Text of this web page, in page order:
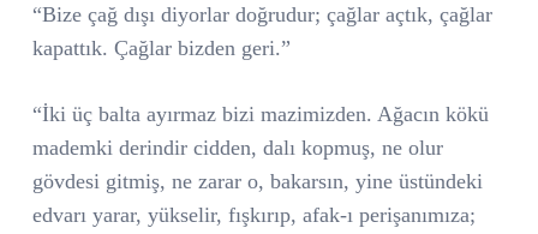
“Bize çağ dışı diyorlar doğrudur; çağlar açtık, çağlar
kapattık. Çağlar bizden geri.”
“İki üç balta ayırmaz bizi mazimizden. Ağacın kökü
mademki derindir cidden, dalı kopmuş, ne olur
gövdesi gitmiş, ne zarar o, bakarsın, yine üstündeki
edvarı yarar, yükselir, fışkırıp, afak-ı perişanımıza;